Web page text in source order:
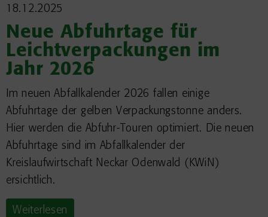
18.12.2025
Neue Abfuhrtage für
Leichtverpackungen im
Jahr 2026
Im neuen Abfallkalender 2026 fallen einige
Abfuhrtage der gelben Verpackungstonne anders.
Hier werden die Abfuhr-Touren optimiert. Die neuen
Abfuhrtage sind im Abfallkalender der
Kreislaufwirtschaft Neckar Odenwald (KWiN)
ersichtlich.
Weiterlesen